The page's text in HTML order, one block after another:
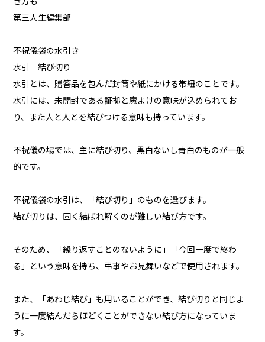
第三人生編集部
不祝儀袋の水引き
水引 結び切り
水引とは、贈答品を包んだ封筒や紙にかける帯紐のことです。
水引には、未開封である証拠と魔よけの意味が込められてお
り、また人と人とを結びつける意味も持っています。
不祝儀の場では、主に結び切り、黒白ないし青白のものが一般
的です。
不祝儀袋の水引は、「結び切り」のものを選びます。
結び切りは、固く結ばれ解くのが難しい結び方です。
そのため、「繰り返すことのないように」「今回一度で終わ
る」という意味を持ち、弔事やお見舞いなどで使用されます。
また、「あわじ結び」も用いることができ、結び切りと同じよ
うに一度結んだらほどくことができない結び方になっていま
す。